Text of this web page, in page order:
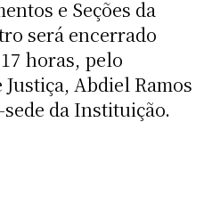
e Seções da
será encerrado
horas, pelo
Abdiel Ramos
da Instituição.